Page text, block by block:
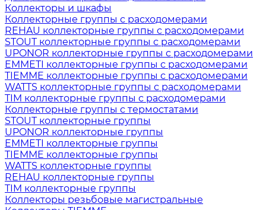
Коллекторы и шкафы
Коллекторные группы с расходомерами
REHAU коллекторные группы с расходомерами
STOUT коллекторные группы с расходомерами
UPONOR коллекторные группы с расходомерами
EMMETI коллекторные группы с расходомерами
TIEMME коллекторные группы с расходомерами
WATTS коллекторные группы с расходомерами
TIM коллекторные группы с расходомерами
Коллекторные группы с термостатами
STOUT коллекторные группы
UPONOR коллекторные группы
EMMETI коллекторные группы
TIEMME коллекторные группы
WATTS коллекторные группы
REHAU коллекторные группы
TIM коллекторные группы
Коллекторы резьбовые магистральные